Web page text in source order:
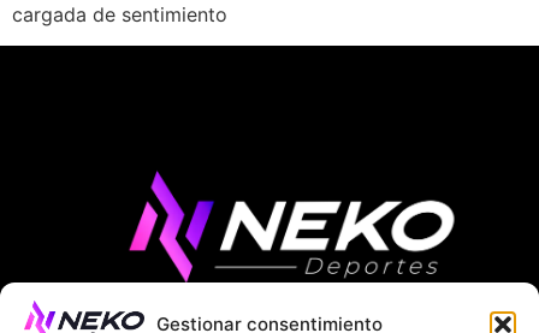
Gestionar consentimiento
cargada de sentimiento